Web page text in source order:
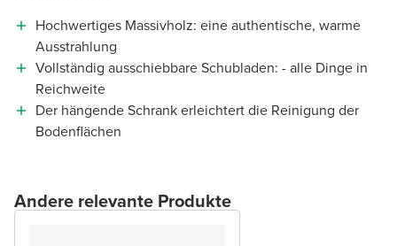
Hochwertiges Massivholz: eine authentische, warme
Ausstrahlung
Vollständig ausschiebbare Schubladen: - alle Dinge in
Reichweite
Der hängende Schrank erleichtert die Reinigung der
Bodenflächen
Andere relevante Produkte